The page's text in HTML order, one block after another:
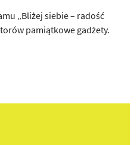
„Bliżej siebie – radość
pamiątkowe gadżety.